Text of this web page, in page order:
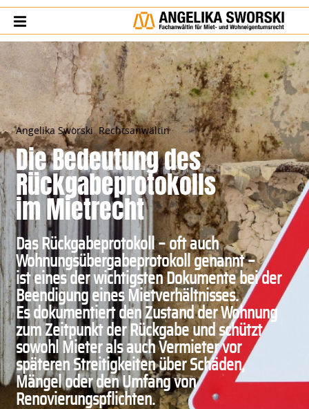
Angelika Sworski Rechtsanwältin
Die Bedeutung des
Rückgabeprotokolls
im Mietrecht
Das Rückgabeprotokoll – oft auch
Wohnungsübergabeprotokoll genannt –
ist eines der wichtigsten Dokumente bei der
Beendigung eines Mietverhältnisses.
Es dokumentiert den Zustand der Wohnung
zum Zeitpunkt der Rückgabe und schützt
sowohl Mieter als auch Vermieter vor
späteren Streitigkeiten über Schäden,
Mängel oder den Umfang von
Renovierungspflichten.